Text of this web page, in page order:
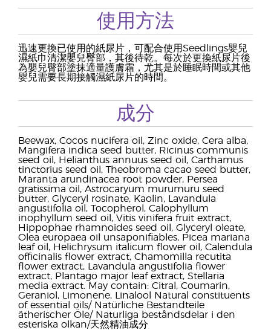
使用方法
迅速更換已使用的紙尿片，可配合使用Seedlings嬰兒
濕紙巾清潔嬰兒臀部，其後待乾。每次於更換紙尿片後
為嬰兒臀部塗抹適量護膚霜，尤其是於睡眠時間或其他
嬰兒需要長期接觸濕紙尿片的時間。
成分
Beewax, Cocos nucifera oil, Zinc oxide, Cera alba,
Mangifera indica seed butter, Ricinus communis
seed oil, Helianthus annuus seed oil, Carthamus
tinctorius seed oil, Theobroma cacao seed butter,
Maranta arundinacea root powder, Persea
gratissima oil, Astrocaryum murumuru seed
butter, Glyceryl rosinate, Kaolin, Lavandula
angustifolia oil, Tocopherol, Calophyllum
inophyllum seed oil, Vitis vinifera fruit extract,
Hippophae rhamnoides seed oil, Glyceryl oleate,
Olea europaea oil unsaponifiables, Picea mariana
leaf oil, Helichrysum italicum flower oil, Calendula
officinalis flower extract, Chamomilla recutita
flower extract, Lavandula angustifolia flower
extract, Plantago major leaf extract, Stellaria
media extract. May contain: Citral, Coumarin,
Geraniol, Limonene, Linalool Natural constituents
of essential oils/ Natürliche Bestandteile
ätherischer Öle/ Naturliga beståndsdelar i den
esteriska olkan/天然精油成分